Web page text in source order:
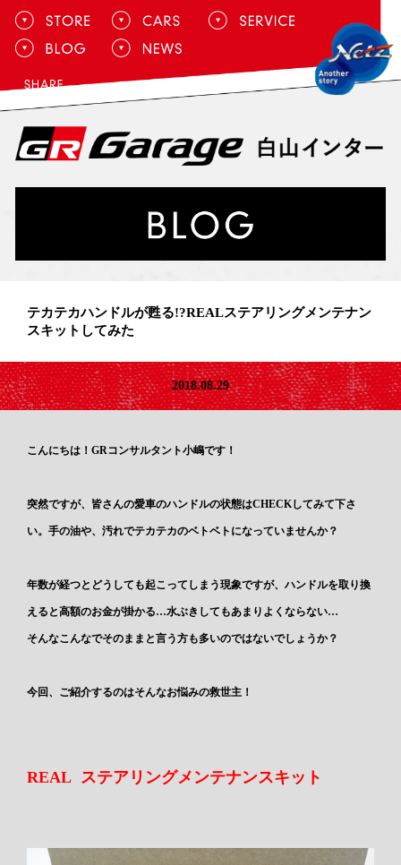
テカテカハンドルが甦る!?REALステアリングメンテナン
スキットしてみた
2018.08.29
こんにちは！GRコンサルタント小嶋です！
突然ですが、皆さんの愛車のハンドルの状態はCHECKしてみて下さ
い。手の油や、汚れでテカテカのベトベトになっていませんか？
年数が経つとどうしても起こってしまう現象ですが、ハンドルを取り換
えると高額のお金が掛かる…水ぶきしてもあまりよくならない…
そんなこんなでそのままと言う方も多いのではないでしょうか？
今回、ご紹介するのはそんなお悩みの救世主！
REAL ステアリングメンテナンスキット